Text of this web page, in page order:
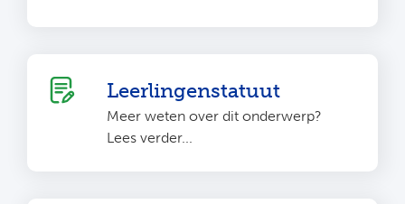
Leerlingenstatuut
Meer weten over dit onderwerp?
Lees verder...